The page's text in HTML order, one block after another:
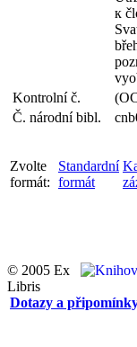
к
Kontrolní č.
Č. národní bibl.
Zvolte
formát:
Standardní
formát
© 2005 Ex
Libris
Dotazy a